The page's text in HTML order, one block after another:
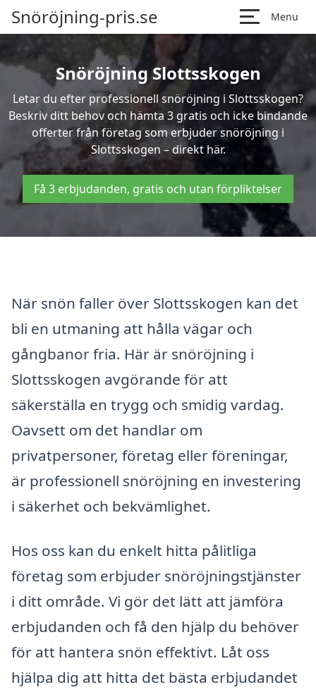
Snöröjning-pris.se Menu
Snöröjning Slottsskogen
Letar du efter professionell snöröjning i Slottsskogen?
Beskriv ditt behov och hämta 3 gratis och icke bindande
offerter från företag som erbjuder snöröjning i
Slottsskogen – direkt här.
Få 3 erbjudanden, gratis och utan förpliktelser
När snön faller över Slottsskogen kan det
bli en utmaning att hålla vägar och
gångbanor fria. Här är snöröjning i
Slottsskogen avgörande för att
säkerställa en trygg och smidig vardag.
Oavsett om det handlar om
privatpersoner, företag eller föreningar,
är professionell snöröjning en investering
i säkerhet och bekvämlighet.
Hos oss kan du enkelt hitta pålitliga
företag som erbjuder snöröjningstjänster
i ditt område. Vi gör det lätt att jämföra
erbjudanden och få den hjälp du behöver
för att hantera snön effektivt. Låt oss
hjälpa dig att hitta det bästa erbjudandet